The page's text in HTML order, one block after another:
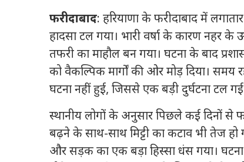
फरीदाबाद: हरियाणा के फरीदाबाद में
हादसा टल गया। भारी वर्षा के कारण
तफरी का माहौल बन गया। घटना के बाद
को वैकल्पिक मार्गों की ओर मोड़ दिया।
घटना नहीं हुई, जिससे एक बड़ी दुर्घटना टल
स्थानीय लोगों के अनुसार पिछले कई दिनों से
बढ़ने के साथ-साथ मिट्टी का कटाव भी तेज
और सड़क का एक बड़ा हिस्सा धंस गया।